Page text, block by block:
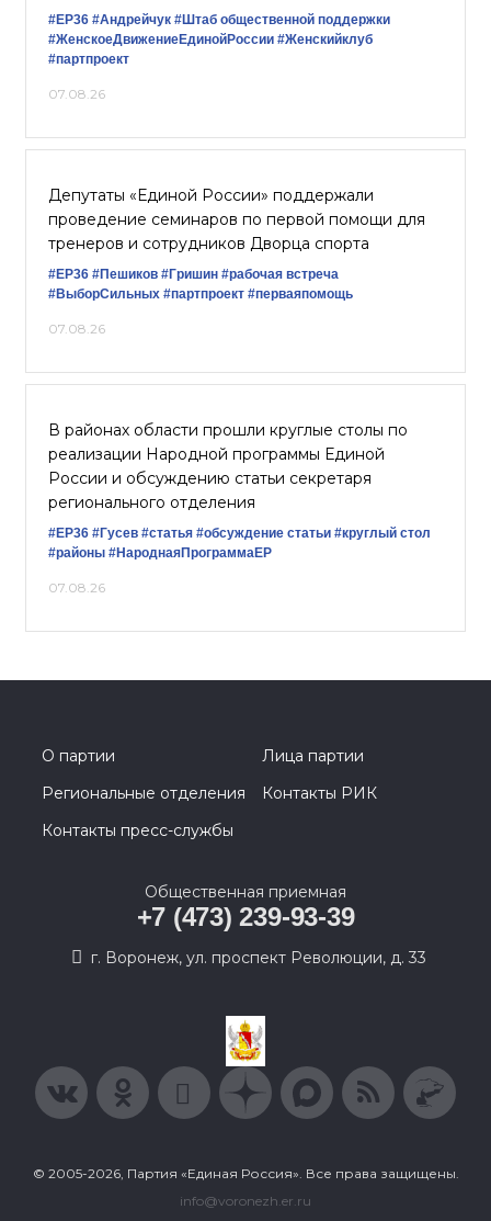
#ЕР36 #Андрейчук #Штаб общественной поддержки
#ЖенскоеДвижениеЕдинойРоссии #Женскийклуб
#партпроект
07.08.26
Депутаты «Единой России» поддержали
проведение семинаров по первой помощи для
тренеров и сотрудников Дворца спорта
#ЕР36 #Пешиков #Гришин #рабочая встреча
#ВыборСильных #партпроект #перваяпомощь
07.08.26
В районах области прошли круглые столы по
реализации Народной программы Единой
России и обсуждению статьи секретаря
регионального отделения
#ЕР36 #Гусев #статья #обсуждение статьи #круглый стол
#районы #НароднаяПрограммаЕР
07.08.26
О партии
Лица партии
Региональные отделения
Контакты РИК
Контакты пресс-службы
Общественная приемная
+7 (473) 239-93-39
г. Воронеж, ул. проспект Революции, д. 33
© 2005-2026, Партия «Единая Россия». Все права защищены.
info@voronezh.er.ru